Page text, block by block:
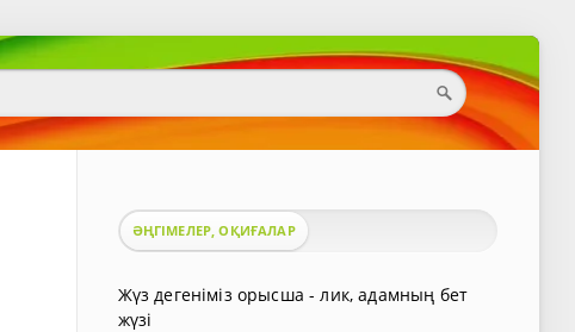
ӘҢГІМЕЛЕР, ОҚИҒАЛАР
Жүз дегеніміз орысша - лик, адамның бет
жүзі